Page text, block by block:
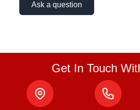
Ask a question
Get In Touch